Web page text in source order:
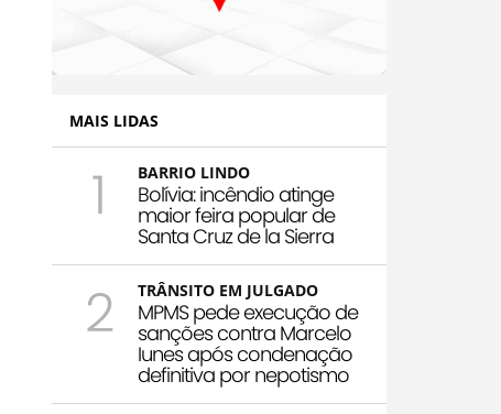
MAIS LIDAS
1 BARRIO LINDO
Bolívia: incêndio atinge
maior feira popular de
Santa Cruz de la Sierra
2 TRÂNSITO EM JULGADO
MPMS pede execução de
sanções contra Marcelo
Iunes após condenação
definitiva por nepotismo